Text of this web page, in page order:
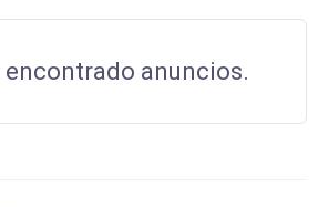
encontrado anuncios.